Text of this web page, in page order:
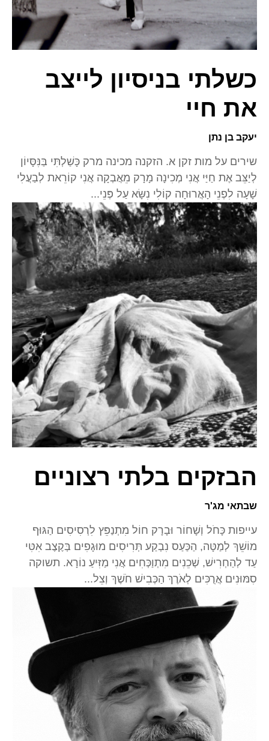
כשלתי בניסיון לייצב
את חיי
יעקב בן נתן
שירים על מות זקן א. הזקנה מכינה מרק כָּשַׁלְתִּי בַּנִּסָּיוֹן
לְיַצֵּב אֶת חַיַּי אֲנִי מְכִינָה מָרָק מֵאֲבְקָה אֲנִי קוֹרֵאת לְבַעֲלִי
שָׁעָה לִפְנֵי הָאֲרוּחָה קוֹלִי נִשָּׂא עַל פְּנֵי...
הבזקים בלתי רצוניים
שבתאי מג'ר
עייפות כָּחֹל וְשָׁחוֹר וּבָרָק חוֹל מִתְנַפֵּץ לִרְסִיסִים הַגּוּף
מוֹשֵׁךְ לְמַטָּה, הַכַּעַס נִבְקַע תְּרִיסִים מוּגָפִים בְּקֶצֶב אִטִּי
עַד לְהַחְרִישׁ, שְׁכֵנִים מִתְוַכְּחִים אֲנִי מַזִּיעַ נוֹרָא. תשוקה
סִמּוּנִים אֲרֻכִּים לְאֹרֶךְ הַכְּבִישׁ חֹשֶׁךְ וְצֵל...